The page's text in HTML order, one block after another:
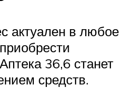
актуален в любое
36,6 станет
средств.